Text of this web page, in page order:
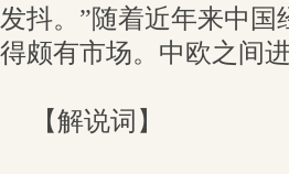
发抖。”随着近年来中国
得颇有市场。中欧之间
【解说词】